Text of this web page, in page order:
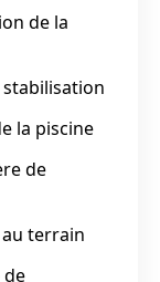
de la
la piscine
de
terrain
de